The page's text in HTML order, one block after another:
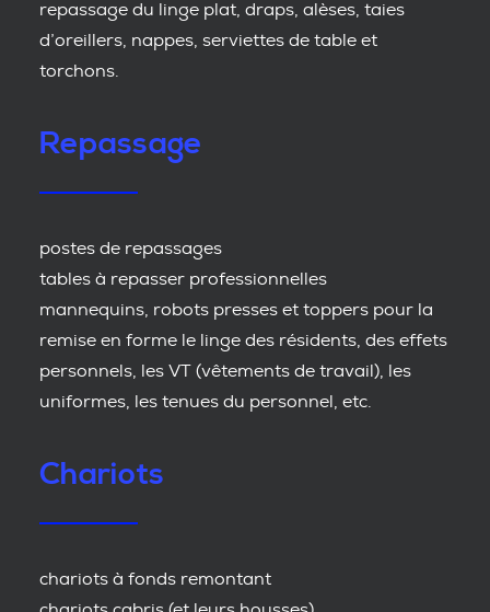
repassage du linge plat, draps, alèses, taies
d’oreillers, nappes, serviettes de table et
torchons.
Repassage
postes de repassages
tables à repasser professionnelles
mannequins, robots presses et toppers pour la
remise en forme le linge des résidents, des effets
personnels, les VT (vêtements de travail), les
uniformes, les tenues du personnel, etc.
Chariots
chariots à fonds remontant